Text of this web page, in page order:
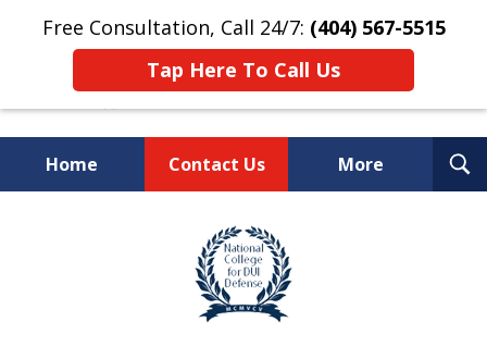
Free Consultation, Call 24/7: (404) 567-5515
Tap Here To Call Us
Home Contact Us More
TOP-RATED
Atlanta Criminal Defense
Law Firm